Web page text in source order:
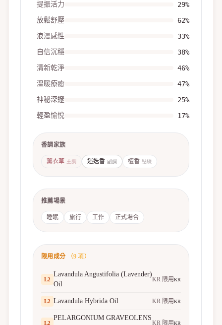
提振活力 29%
放鬆舒壓 62%
浪漫感性 33%
自信沉穩 38%
清新乾淨 46%
溫暖療癒 47%
神秘深邃 25%
輕盈愉悅 17%
香調家族
薰衣草 主調 迷迭香 副調 檀香 點綴
推薦場景
睡眠 旅行 工作 正式場合
限用成分 （9 項）
L2
Lavandula Angustifolia (Lavender)
Oil
KR 限用KR
L2 Lavandula Hybrida Oil KR 限用KR
L2
PELARGONIUM GRAVEOLENS
KR 限用KR